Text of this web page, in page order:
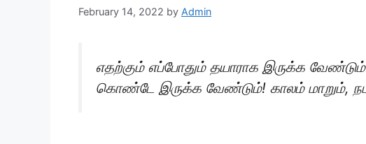
February 14, 2022 by Admin
எதற்கும் எப்போதும் தயாராக இருக்க
கொண்டே இருக்க வேண்டும்! காலம் மாறும்,